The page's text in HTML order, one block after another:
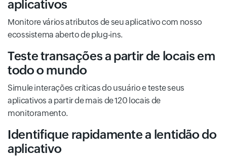
aplicativos
Monitore vários atributos de seu aplicativo com nosso
ecossistema aberto de plug-ins.
Teste transações a partir de locais em
todo o mundo
Simule interações críticas do usuário e teste seus
aplicativos a partir de mais de 120 locais de
monitoramento.
Identifique rapidamente a lentidão do
aplicativo